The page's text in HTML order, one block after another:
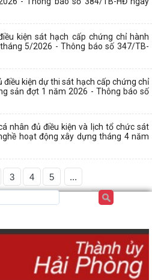
kiện sát hạch cấp chứng chỉ hành
5/2026 - Thông báo số 347/TB-
điều kiện dự thi sát hạch cấp chứng chỉ
sản đợt 1 năm 2026 - Thông báo số
nhân đủ điều kiện và lịch tổ chức sát
hoạt động xây dựng tháng 4 năm
3 4 5 ...